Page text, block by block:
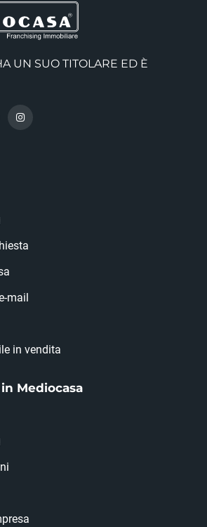
UN SUO TITOLARE ED È
mail
in vendita
Mediocasa